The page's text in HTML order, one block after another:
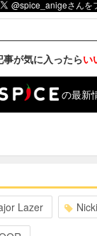
事が気に入ったらい
の最新
Lazer